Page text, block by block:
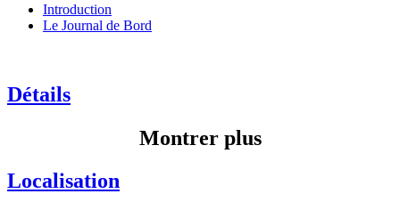
Introduction
Le Journal de Bord
Détails
Montrer plus
Localisation